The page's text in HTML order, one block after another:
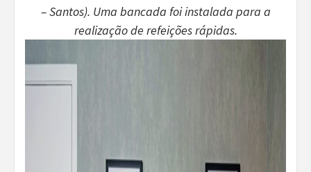
– Santos). Uma bancada foi instalada para a
realização de refeições rápidas.